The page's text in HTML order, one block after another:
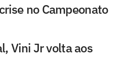
no Campeonato
Vini Jr volta aos